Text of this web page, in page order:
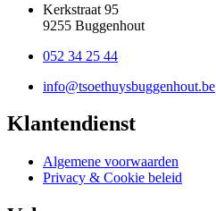
Kerkstraat 95
9255 Buggenhout
052 34 25 44
info@tsoethuysbuggenhout.be
Klantendienst
Algemene voorwaarden
Privacy & Cookie beleid